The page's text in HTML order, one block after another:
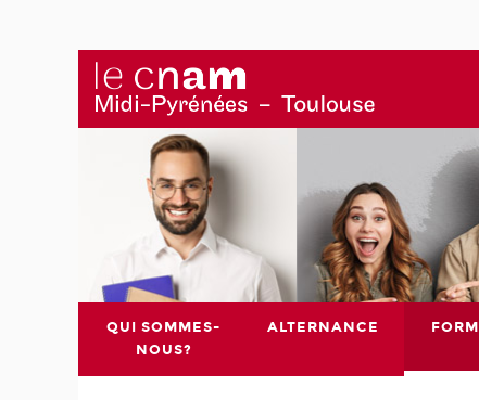
QUI SOMMES-
NOUS?
ALTERNANCE